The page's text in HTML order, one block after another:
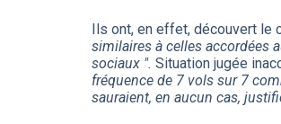
Ils ont, en effet, découvert le
similaires à celles accordées
sociaux ". Situation jugée
fréquence de 7 vols sur 7
sauraient, en aucun cas,